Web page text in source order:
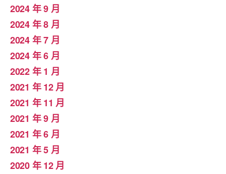
2024 年 9 月
2024 年 8 月
2024 年 7 月
2024 年 6 月
2022 年 1 月
2021 年 12 月
2021 年 11 月
2021 年 9 月
2021 年 6 月
2021 年 5 月
2020 年 12 月